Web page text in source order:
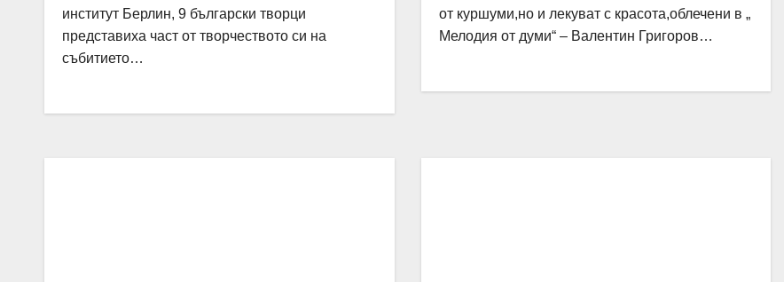
институт Берлин, 9 български творци
представиха част от творчеството си на
събитието…
от куршуми,но и лекуват с красота,облечени в „
Мелодия от думи“ – Валентин Григоров…